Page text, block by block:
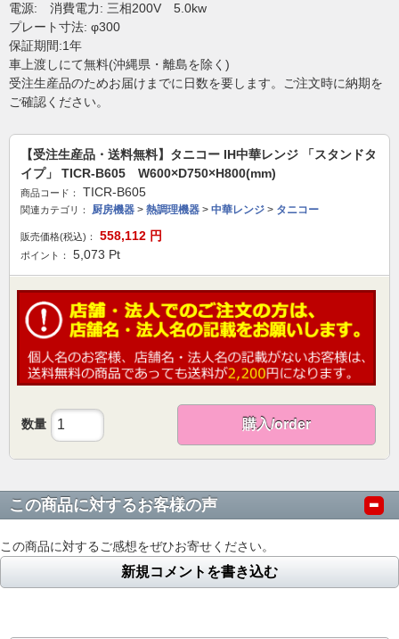
電源: 消費電力: 三相200V 5.0kw
プレート寸法: φ300
保証期間:1年
車上渡しにて無料(沖縄県・離島を除く)
受注生産品のためお届けまでに日数を要します。ご注文時に納期を
ご確認ください。
【受注生産品・送料無料】タニコー IH中華レンジ 「スタンドタ
イプ」 TICR-B605 W600×D750×H800(mm)
商品コード： TICR-B605
関連カテゴリ： 厨房機器 > 熱調理機器 > 中華レンジ > タニコー
販売価格(税込)： 558,112 円
ポイント： 5,073 Pt
数量 購入/order
この商品に対するお客様の声
この商品に対するご感想をぜひお寄せください。
新規コメントを書き込む